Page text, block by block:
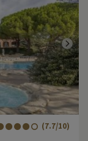
(7.7/10)